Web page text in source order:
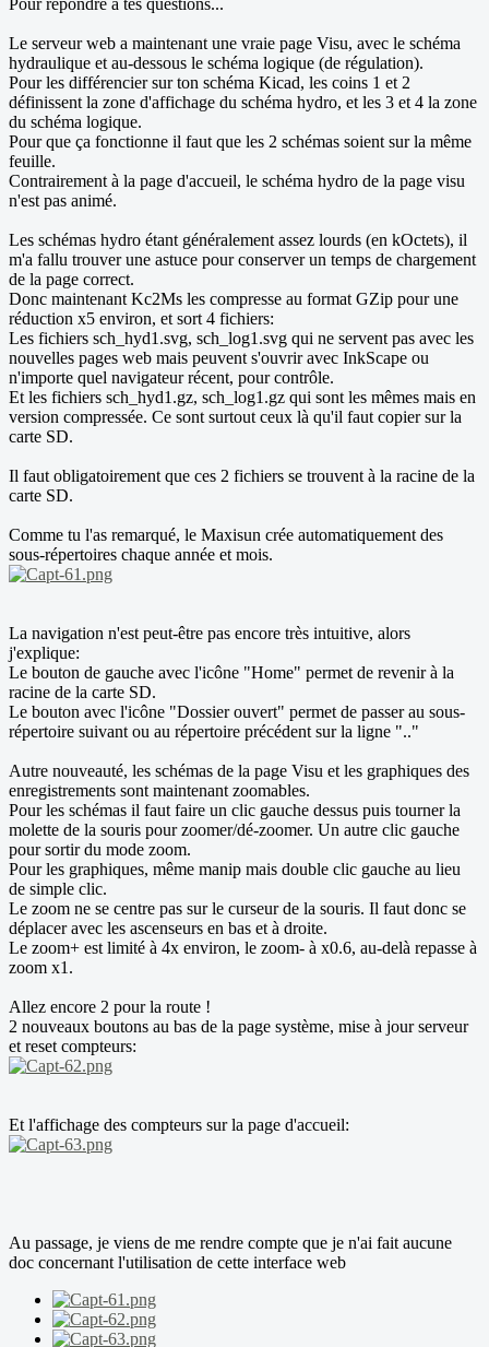
Le serveur web a maintenant une vraie page Visu, avec le schéma
hydraulique et au-dessous le schéma logique (de régulation).
Pour les différencier sur ton schéma Kicad, les coins 1 et 2
définissent la zone d'affichage du schéma hydro, et les 3 et 4 la zone
du schéma logique.
Pour que ça fonctionne il faut que les 2 schémas soient sur la même
feuille.
Contrairement à la page d'accueil, le schéma hydro de la page visu
n'est pas animé.
Les schémas hydro étant généralement assez lourds (en kOctets), il
m'a fallu trouver une astuce pour conserver un temps de chargement
de la page correct.
Donc maintenant Kc2Ms les compresse au format GZip pour une
réduction x5 environ, et sort 4 fichiers:
Les fichiers sch_hyd1.svg, sch_log1.svg qui ne servent pas avec les
nouvelles pages web mais peuvent s'ouvrir avec InkScape ou
n'importe quel navigateur récent, pour contrôle.
Et les fichiers sch_hyd1.gz, sch_log1.gz qui sont les mêmes mais en
version compressée. Ce sont surtout ceux là qu'il faut copier sur la
carte SD.
Il faut obligatoirement que ces 2 fichiers se trouvent à la racine de la
carte SD.
Comme tu l'as remarqué, le Maxisun crée automatiquement des
sous-répertoires chaque année et mois.
La navigation n'est peut-être pas encore très intuitive, alors
j'explique:
Le bouton de gauche avec l'icône "Home" permet de revenir à la
racine de la carte SD.
Le bouton avec l'icône "Dossier ouvert" permet de passer au sous-
répertoire suivant ou au répertoire précédent sur la ligne ".."
Autre nouveauté, les schémas de la page Visu et les graphiques des
enregistrements sont maintenant zoomables.
Pour les schémas il faut faire un clic gauche dessus puis tourner la
molette de la souris pour zoomer/dé-zoomer. Un autre clic gauche
pour sortir du mode zoom.
Pour les graphiques, même manip mais double clic gauche au lieu
de simple clic.
Le zoom ne se centre pas sur le curseur de la souris. Il faut donc se
déplacer avec les ascenseurs en bas et à droite.
Le zoom+ est limité à 4x environ, le zoom- à x0.6, au-delà repasse à
zoom x1.
Allez encore 2 pour la route !
2 nouveaux boutons au bas de la page système, mise à jour serveur
et reset compteurs:
Et l'affichage des compteurs sur la page d'accueil:
Au passage, je viens de me rendre compte que je n'ai fait aucune
doc concernant l'utilisation de cette interface web